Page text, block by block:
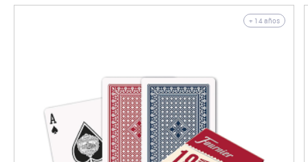
+ 14 años